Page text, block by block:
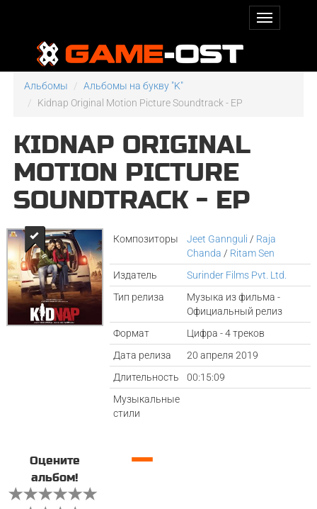
Альбомы
Альбомы на букву "K"
Kidnap Original Motion Picture Soundtrack - EP
KIDNAP ORIGINAL
MOTION PICTURE
SOUNDTRACK - EP
Композиторы Jeet Gannguli / Raja
Chanda / Ritam Sen
Издатель
Surinder Films Pvt. Ltd.
Тип релиза
Музыка из фильма -
Официальный релиз
Формат
Цифра - 4 треков
Дата релиза
20 апреля 2019
Длительность
00:15:09
Музыкальные
стили
Оцените
альбом!
—